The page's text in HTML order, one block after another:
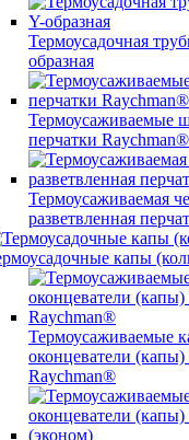
Термоусадочная
образная
Термоусаживаемые
перчатки
Термоусаживаемая
разветвленная
капы
Термоусаживаемые
оконцеватели
Raychman®